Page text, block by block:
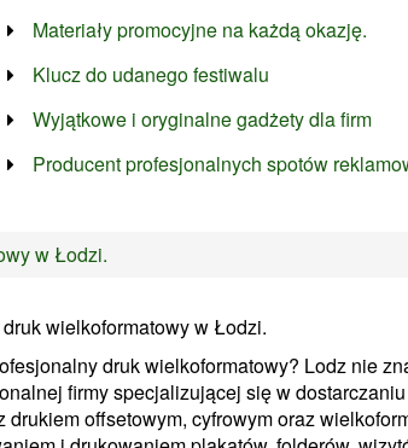
Materiały promocyjne na każdą okazję.
Klucz do udanego festiwalu
Wyjątkowe i oryginalne gadżety dla firm
Producent profesjonalnych spotów
w Łodzi.
wielkoformatowy w Łodzi.
druk wielkoformatowy? Lodz nie
firmy specjalizującej się w
drukiem offsetowym, cyfrowym oraz